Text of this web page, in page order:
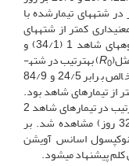
در شته­های تیمار­شده با
1 بر روز) به­طور معنی­داری کمتر از شته­های
تیمار­شده با فرمولاسیون خالص (24/1) و گروه­های شاهد 1 (34/1) و
R0) به­ترتیب در شته­
های تیمار­شده با فرمولاسیون­های نانوکپسول و خالص برابر 24/5 و 84/9
از تیمارهای شاهد بود.
) به­ترتیب در تیمارهای شاهد 2
(25/11 روز) و فرمولاسیون نانوکپسول (32/10 روز) مشاهده شد. بر
اسانس آویشن
کلم پیشنهاد می­شود.